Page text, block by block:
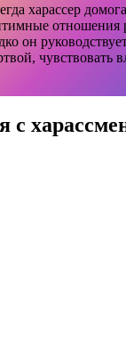
харассер
отношения
он
чувствовать
с